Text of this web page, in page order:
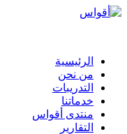
الرئيسية
من نحن
التدريبات
خدماتنا
منتدى أقواس
التقارير